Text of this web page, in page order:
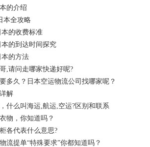
的介绍
本全攻略
的收费标准
的到达时间探究
的方法
,请问走哪家快递好呢?
多久？日本空运物流公司找哪家呢？
解
什么叫海运,航运,空运?区别和联系
物，你知道吗？
各代表什么意思?
流提单“特殊要求”你都知道吗？